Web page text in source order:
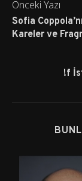
Önceki Yazı
Sofia
Kareler ve
!f